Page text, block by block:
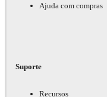
Ajuda com compras
Suporte
Recursos